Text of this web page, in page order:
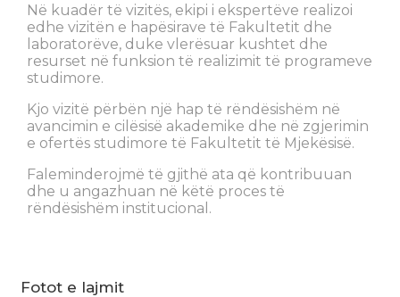
Në kuadër të vizitës, ekipi i ekspertëve realizoi
edhe vizitën e hapësirave të Fakultetit dhe
laboratorëve, duke vlerësuar kushtet dhe
resurset në funksion të realizimit të programeve
studimore.
Kjo vizitë përbën një hap të rëndësishëm në
avancimin e cilësisë akademike dhe në zgjerimin
e ofertës studimore të Fakultetit të Mjekësisë.
Faleminderojmë të gjithë ata që kontribuuan
dhe u angazhuan në këtë proces të
rëndësishëm institucional.
Fotot e lajmit